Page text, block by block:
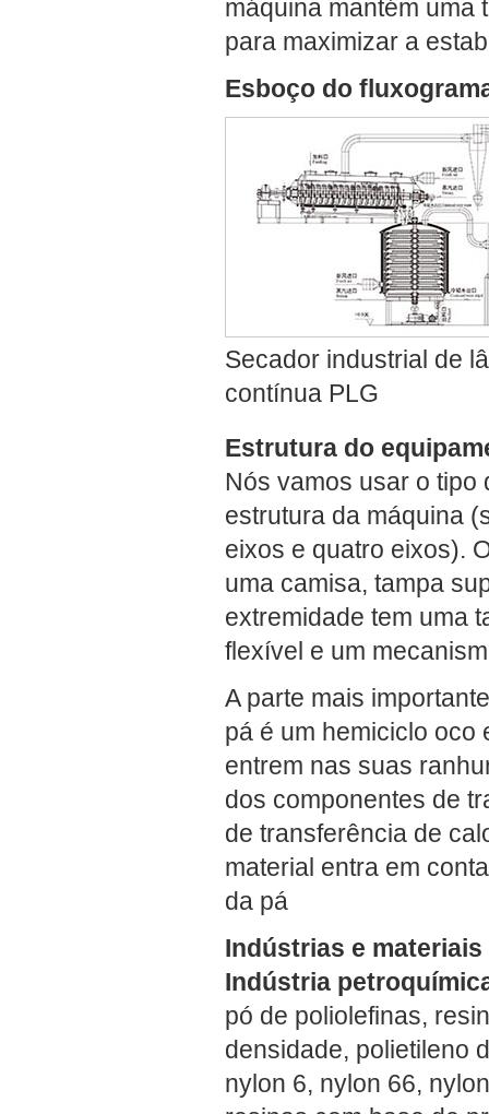
máquina mantém uma
para maximizar a
Esboço do
Secador industrial de
contínua PLG
Estrutura do
Nós vamos usar o
estrutura da máquina
eixos e quatro eixos).
uma camisa, tampa
extremidade tem uma
flexível e um
A parte mais
pá é um hemiciclo oco
entrem nas suas
dos componentes de
de transferência de
material entra em
da pá
Indústrias e
Indústria
pó de poliolefinas,
densidade, polietileno
nylon 6, nylon 66,